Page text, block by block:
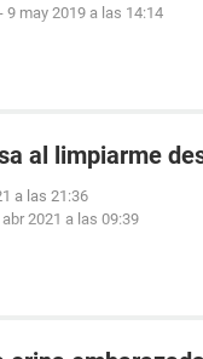
- 9 may 2019 a las 14:14
al limpiarme
a las 21:36
abr 2021 a las 09:39